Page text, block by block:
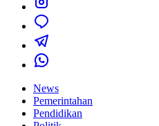
News
Pemerintahan
Pendidikan